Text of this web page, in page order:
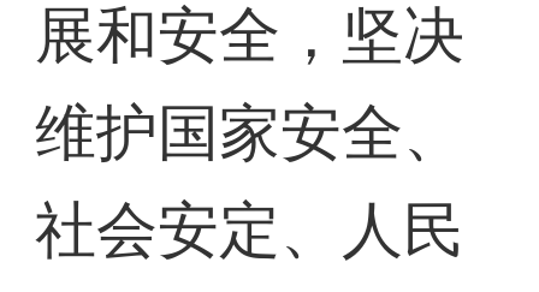
展和安全，坚决
维护国家安全、
社会安定、人民